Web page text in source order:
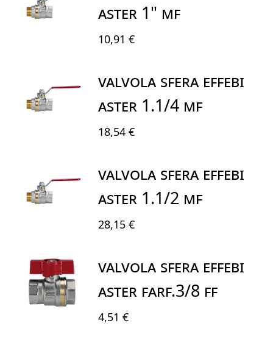
ASTER 1" MF
10,91 €
VALVOLA SFERA EFFEBI
ASTER 1.1/4 MF
18,54 €
VALVOLA SFERA EFFEBI
ASTER 1.1/2 MF
28,15 €
VALVOLA SFERA EFFEBI
ASTER FARF.3/8 FF
4,51 €